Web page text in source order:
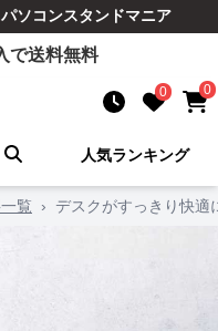
パソコンスタンドマニア
で送料無料
0 0
人気ランキング
覧 › デスクがすっきり快適